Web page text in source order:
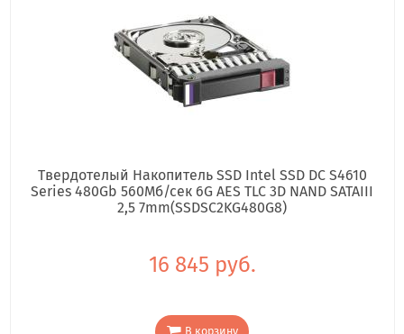
Твердотелый Накопитель SSD Intel SSD DC S4610
Series 480Gb 560Мб/сек 6G AES TLC 3D NAND SATAIII
2,5 7mm(SSDSC2KG480G8)
16 845 руб.
В корзину